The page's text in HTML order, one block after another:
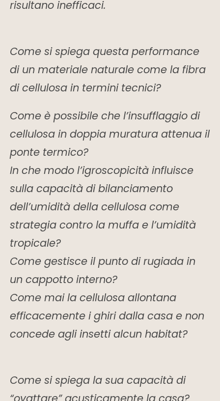
risultano inefficaci.
Come si spiega questa performance
di un materiale naturale come la fibra
di cellulosa in termini tecnici?
Come è possibile che l’insufflaggio di
cellulosa in doppia muratura attenua il
ponte termico?
In che modo l’igroscopicità influisce
sulla capacità di bilanciamento
dell’umidità della cellulosa come
strategia contro la muffa e l’umidità
tropicale?
Come gestisce il punto di rugiada in
un cappotto interno?
Come mai la cellulosa allontana
efficacemente i ghiri dalla casa e non
concede agli insetti alcun habitat?
Come si spiega la sua capacità di